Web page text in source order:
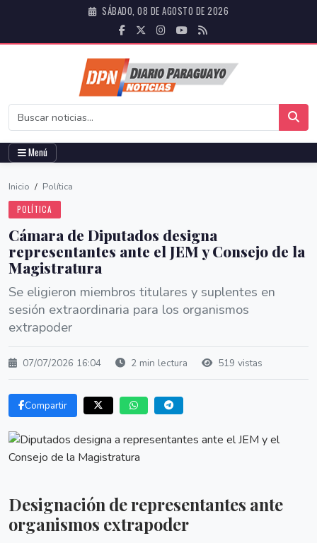
SÁBADO, 08 DE AGOSTO DE 2026
Menú
Inicio / Política
POLÍTICA
Cámara de Diputados designa
representantes ante el JEM y Consejo de la
Magistratura
Se eligieron miembros titulares y suplentes en
sesión extraordinaria para los organismos
extrapoder
07/07/2026 16:04 2 min lectura 519 vistas
Compartir
Designación de representantes ante
organismos extrapoder